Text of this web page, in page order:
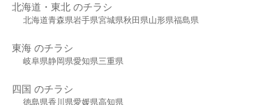
北海道・東北 のチラシ
北海道青森県岩手県宮城県秋田県山形県福島県
東海 のチラシ
岐阜県静岡県愛知県三重県
四国 のチラシ
徳島県香川県愛媛県高知県